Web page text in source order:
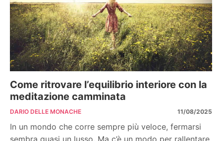
Come ritrovare l’equilibrio interiore con la
meditazione camminata
DARIO DELLE MONACHE 11/08/2025
In un mondo che corre sempre più veloce, fermarsi
sembra quasi un lusso. Ma c’è un modo per rallentare